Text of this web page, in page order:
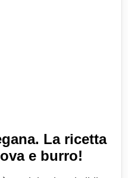
La ricetta
e burro!